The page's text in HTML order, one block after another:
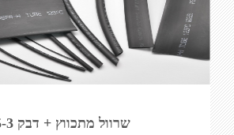
שרוול מתכווץ + דבק 9.5-3